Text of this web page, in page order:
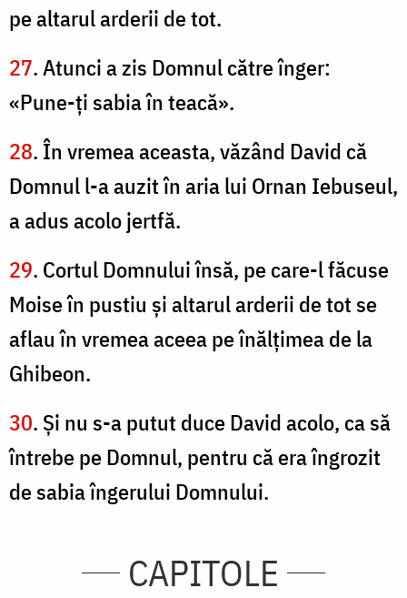
pe altarul arderii de tot.
27. Atunci a zis Domnul către înger:
«Pune-ţi sabia în teacă».
28. În vremea aceasta, văzând David că
Domnul l-a auzit în aria lui Ornan Iebuseul,
a adus acolo jertfă.
29. Cortul Domnului însă, pe care-l făcuse
Moise în pustiu şi altarul arderii de tot se
aflau în vremea aceea pe înălţimea de la
Ghibeon.
30. Şi nu s-a putut duce David acolo, ca să
întrebe pe Domnul, pentru că era îngrozit
de sabia îngerului Domnului.
CAPITOLE